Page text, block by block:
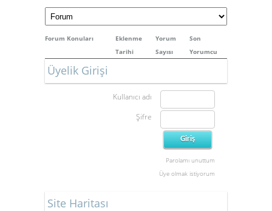
Forum Konuları
Eklenme
Tarihi
Yorum
Sayısı
Son
Yorumcu
Üyelik Girişi
Kullanıcı adı
Şifre
Parolamı unuttum
Üye olmak istiyorum
Site Haritası